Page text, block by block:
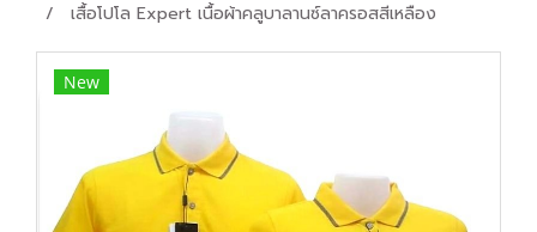
เสื้อโปโล Expert เนื้อผ้าคลูบาลานซ์ลาครอสสีเหลือง
New